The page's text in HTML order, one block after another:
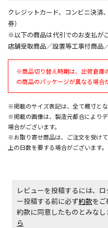
同時購入が可能です
午前9時までのご注文
出荷いたします。
ただし、メーカーの
ため、通常よりお時
また、日曜・祝日や
は、休業明けからの
設置工事代金も含ま
お見積商品です。金
決定となります。
お見積商品です。金
決定となります。
クレジットカード、コンビニ決済
券）
※以下の商品は代引でのお支払が
店舗受取商品／設置等工事付商品
※商品切り替え時期は、出荷倉庫
の商品のパッケージが異なる場合
※掲載のサイズ表記は、全て概寸とな
※掲載の画像は、製造元都合により
場合がございます。
※お取り寄せ商品は、ご注文を受け
上の日数を要する場合がございます。
レビューを投稿するには、
ー投稿する前に必ず約款を
約款に同意したものとみな
ら